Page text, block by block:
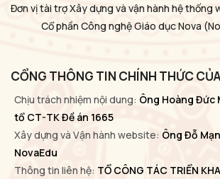
Đơn vị tài trợ Xây dựng và vận hành hệ
Cổ phần Công nghệ Giáo dục Nova
CỔNG THÔNG TIN CHÍNH THỨC
Chịu trách nhiệm nội dung: Ông Hoàng Đức
tổ CT-TK Đề án 1665
Xây dựng và Vận hành website: Ông Đỗ
NovaEdu
Thông tin liên hệ: TỔ CÔNG TÁC TRIỂN